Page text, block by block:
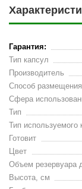
Гарантия:
Тип капсул
Производитель
Способ размещения
Сфера
Тип
Тип используемого
Готовит
Цвет
Объем резервуара
Высота, см